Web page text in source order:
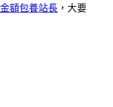
額包養站長 ，大要